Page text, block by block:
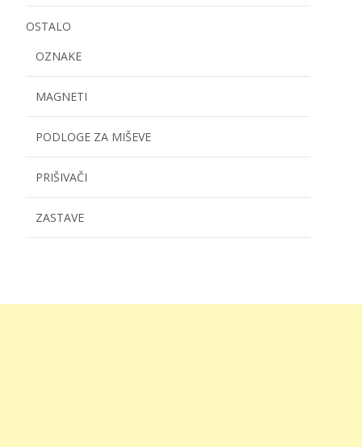
OSTALO
OZNAKE
MAGNETI
PODLOGE ZA MIŠEVE
PRIŠIVAČI
ZASTAVE